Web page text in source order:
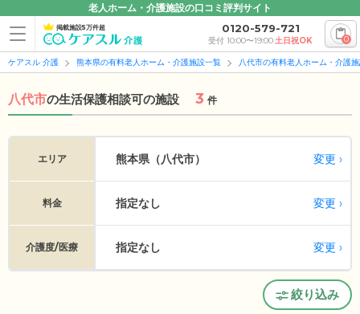
老人ホーム・介護施設の口コミ評判サイト
掲載施設5万件超 0120-579-721
受付 10:00〜19:00土日祝OK 0
ケアスル 介護 熊本県の有料老人ホーム・介護施設一覧 八代市の有料老人ホーム・介護
八代市の生活保護相談可の施設 3 件
エリア 熊本県（八代市） 変更
料金 指定なし 変更
介護度/医療 指定なし 変更
絞り込み